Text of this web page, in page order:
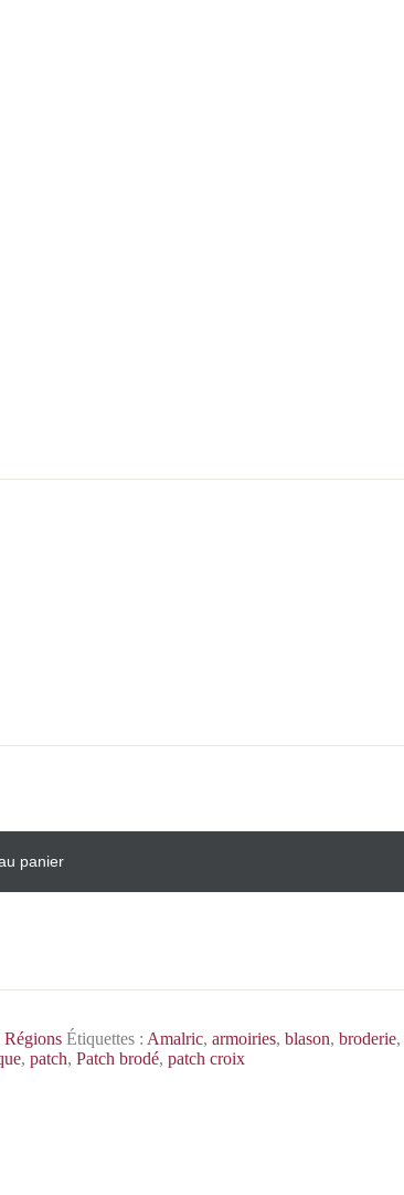
panier
Régions Étiquettes : Amalric, armoiries, blason, broderie,
, patch, Patch brodé, patch croix